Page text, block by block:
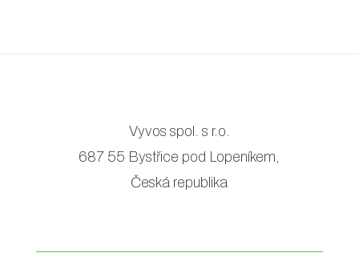
Vyvos spol. s r.o.
687 55 Bystřice pod Lopeníkem,
Česká republika